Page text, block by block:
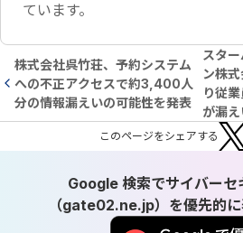
ています。
株式会社呉竹荘、予約システム
への不正アクセスで約3,400人
分の情報漏えいの可能性を発表
スタ
ン株
り従
が漏
このページをシェアする
Google 検索でサイバーセ
（gate02.ne.jp）を優先的